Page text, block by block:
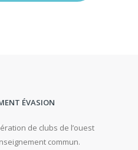
ÉVASION
de clubs de l’ouest
commun.